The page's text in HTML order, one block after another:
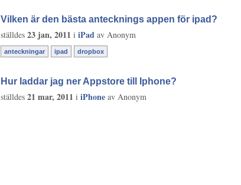
Vilken är den bästa antecknings appen för ipad?
ställdes 23 jan, 2011 i iPad av Anonym
anteckningar ipad dropbox
Hur laddar jag ner Appstore till Iphone?
ställdes 21 mar, 2011 i iPhone av Anonym